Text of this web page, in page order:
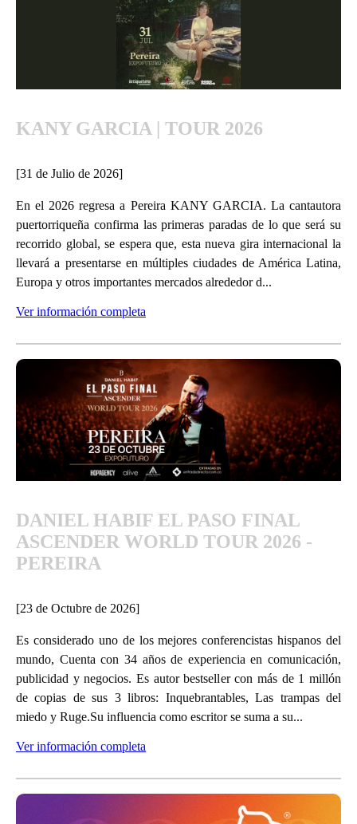
KANY GARCIA | TOUR 2026
[31 de Julio de 2026]
En el 2026 regresa a Pereira KANY GARCIA. La cantautora
puertorriqueña confirma las primeras paradas de lo que será su
recorrido global, se espera que, esta nueva gira internacional la
llevará a presentarse en múltiples ciudades de América Latina,
Europa y otros importantes mercados alrededor d...
Ver información completa
DANIEL HABIF EL PASO FINAL
ASCENDER WORLD TOUR 2026 -
PEREIRA
[23 de Octubre de 2026]
Es considerado uno de los mejores conferencistas hispanos del
mundo, Cuenta con 34 años de experiencia en comunicación,
publicidad y negocios. Es autor bestseller con más de 1 millón
de copias de sus 3 libros: Inquebrantables, Las trampas del
miedo y Ruge.Su influencia como escritor se suma a su...
Ver información completa